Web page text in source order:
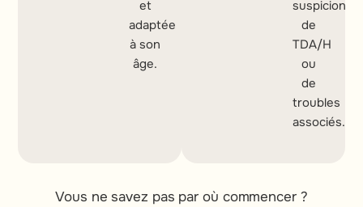
et
adaptée
à son
âge.
suspicion
de
TDA/H
ou
de
troubles
associés.
Vous ne savez pas par où commencer ?